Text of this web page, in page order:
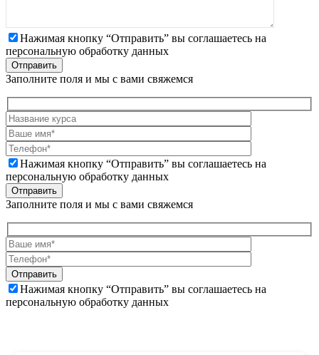
Нажимая кнопку “Отправить” вы соглашаетесь на
персональную обработку данных
Отправить
Заполните поля и мы с вами свяжемся
Нажимая кнопку “Отправить” вы соглашаетесь на
персональную обработку данных
Отправить
Заполните поля и мы с вами свяжемся
Отправить
Нажимая кнопку “Отправить” вы соглашаетесь на
персональную обработку данных